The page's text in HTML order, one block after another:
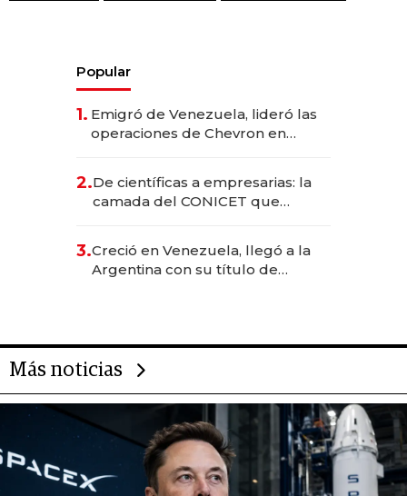
Popular
1. Emigró de Venezuela, lideró las
operaciones de Chevron en
2.De científicas a empresarias: la
camada del CONICET que
3.Creció en Venezuela, llegó a la
Argentina con su título de
Más noticias